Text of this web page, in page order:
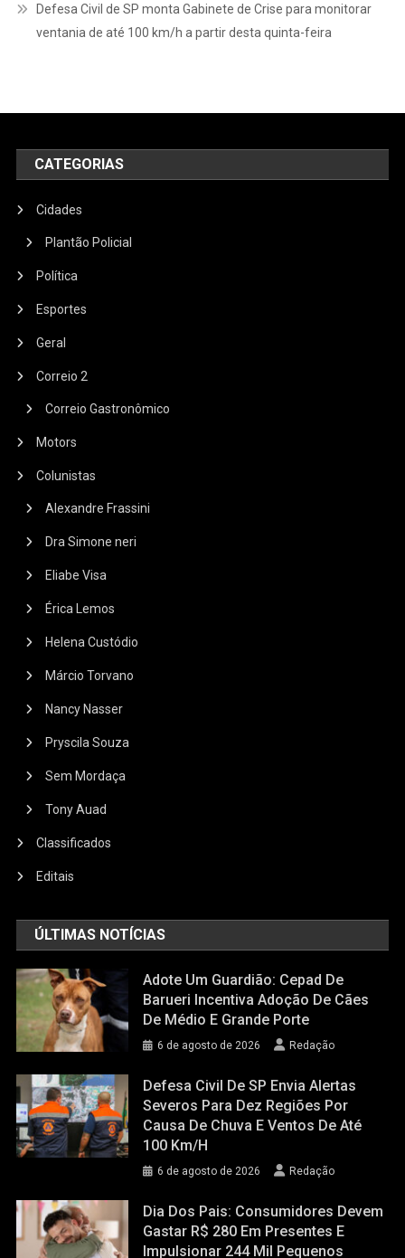
Defesa Civil de SP monta Gabinete de Crise para monitorar
ventania de até 100 km/h a partir desta quinta-feira
CATEGORIAS
Cidades
Plantão Policial
Política
Esportes
Geral
Correio 2
Correio Gastronômico
Motors
Colunistas
Alexandre Frassini
Dra Simone neri
Eliabe Visa
Érica Lemos
Helena Custódio
Márcio Torvano
Nancy Nasser
Pryscila Souza
Sem Mordaça
Tony Auad
Classificados
Editais
ÚLTIMAS NOTÍCIAS
Adote Um Guardião: Cepad De
Barueri Incentiva Adoção De Cães
De Médio E Grande Porte
6 de agosto de 2026 Redação
Defesa Civil De SP Envia Alertas
Severos Para Dez Regiões Por
Causa De Chuva E Ventos De Até
100 Km/h
6 de agosto de 2026 Redação
Dia Dos Pais: Consumidores Devem
Gastar R$ 280 Em Presentes E
Impulsionar 244 Mil Pequenos